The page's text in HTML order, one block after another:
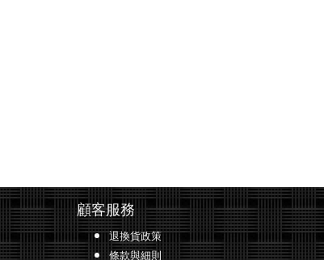
顧客服務
退換貨政策
條款與細則